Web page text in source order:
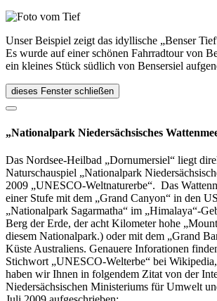
Unser Beispiel zeigt das idyllische „Benser
Es wurde auf einer schönen Fahrradtour von
ein kleines Stück südlich von Bensersiel
dieses Fenster schließen
„Nationalpark Niedersächsisches
Das Nordsee-Heilbad „Dornumersiel“ liegt
Naturschauspiel „Nationalpark
2009 „UNESCO-Weltnaturerbe“. Das
einer Stufe mit dem „Grand Canyon“ in den
„Nationalpark Sagarmatha“ im „Himalaya“-
Berg der Erde, der acht Kilometer hohe
diesem Nationalpark.) oder mit dem „Grand
Küste Australiens. Genauere Inforationen
Stichwort „UNESCO-Welterbe“ bei
haben wir Ihnen in folgendem Zitat von der
Niedersächsischen Ministeriums für Umwelt